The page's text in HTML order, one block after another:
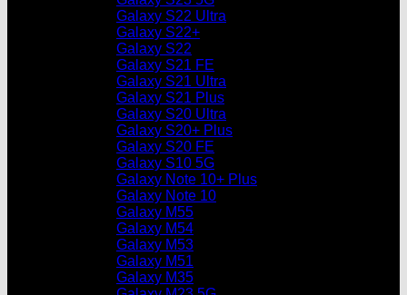
Galaxy S22 Ultra
Galaxy S22+
Galaxy S22
Galaxy S21 FE
Galaxy S21 Ultra
Galaxy S21 Plus
Galaxy S20 Ultra
Galaxy S20+ Plus
Galaxy S20 FE
Galaxy S10 5G
Galaxy Note 10+ Plus
Galaxy Note 10
Galaxy M55
Galaxy M54
Galaxy M53
Galaxy M51
Galaxy M35